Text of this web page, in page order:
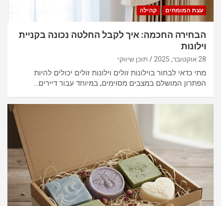
עצת המומחים קהילה
הבחירה החכמה: איך לקבל החלטה נכונה בקניית
וילונות
28 אוקטובר, 2025 תוכן שיווקי
מתי כדאי לבחור בוילונות זולים וילונות זולים יכולים להיות
הפתרון המושלם במצבים מסוימים, במיוחד עבור דיירים…